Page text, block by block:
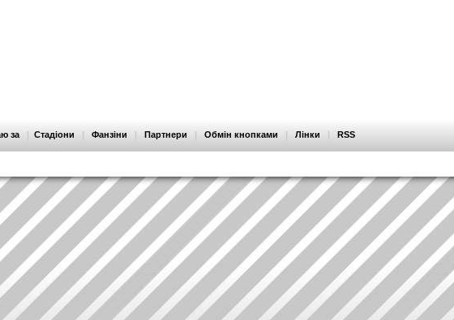
за | Стадіони | Фанзіни | Партнери | Обмін кнопками | Лінки | RSS